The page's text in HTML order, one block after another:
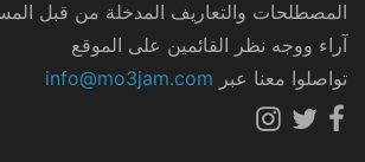
المصطلحات والتعاريف المدخلة من قبل
آراء ووجه نظر القائمين على الموقع
تواصلوا معنا عبر info@mo3jam.com